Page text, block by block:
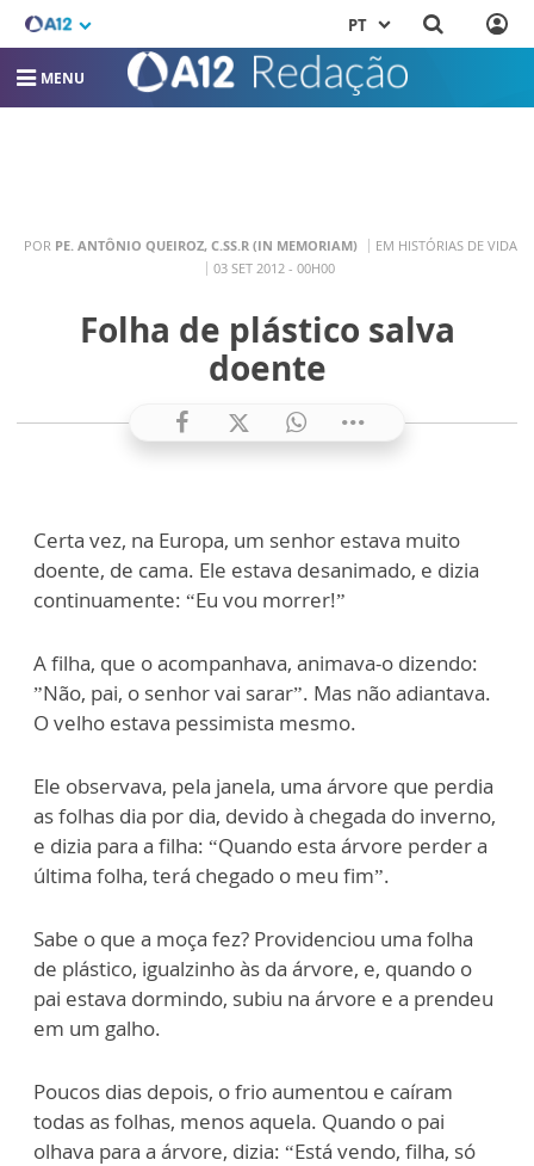
PT
MENU
POR PE. ANTÔNIO QUEIROZ, C.SS.R (IN MEMORIAM)
EM HISTÓRIAS DE VIDA
03 SET 2012 - 00H00
Folha de plástico salva
doente
Certa vez, na Europa, um senhor estava muito
doente, de cama. Ele estava desanimado, e dizia
continuamente: “Eu vou morrer!”
A filha, que o acompanhava, animava-o dizendo:
”Não, pai, o senhor vai sarar”. Mas não adiantava.
O velho estava pessimista mesmo.
Ele observava, pela janela, uma árvore que perdia
as folhas dia por dia, devido à chegada do inverno,
e dizia para a filha: “Quando esta árvore perder a
última folha, terá chegado o meu fim”.
Sabe o que a moça fez? Providenciou uma folha
de plástico, igualzinho às da árvore, e, quando o
pai estava dormindo, subiu na árvore e a prendeu
em um galho.
Poucos dias depois, o frio aumentou e caíram
todas as folhas, menos aquela. Quando o pai
olhava para a árvore, dizia: “Está vendo, filha, só